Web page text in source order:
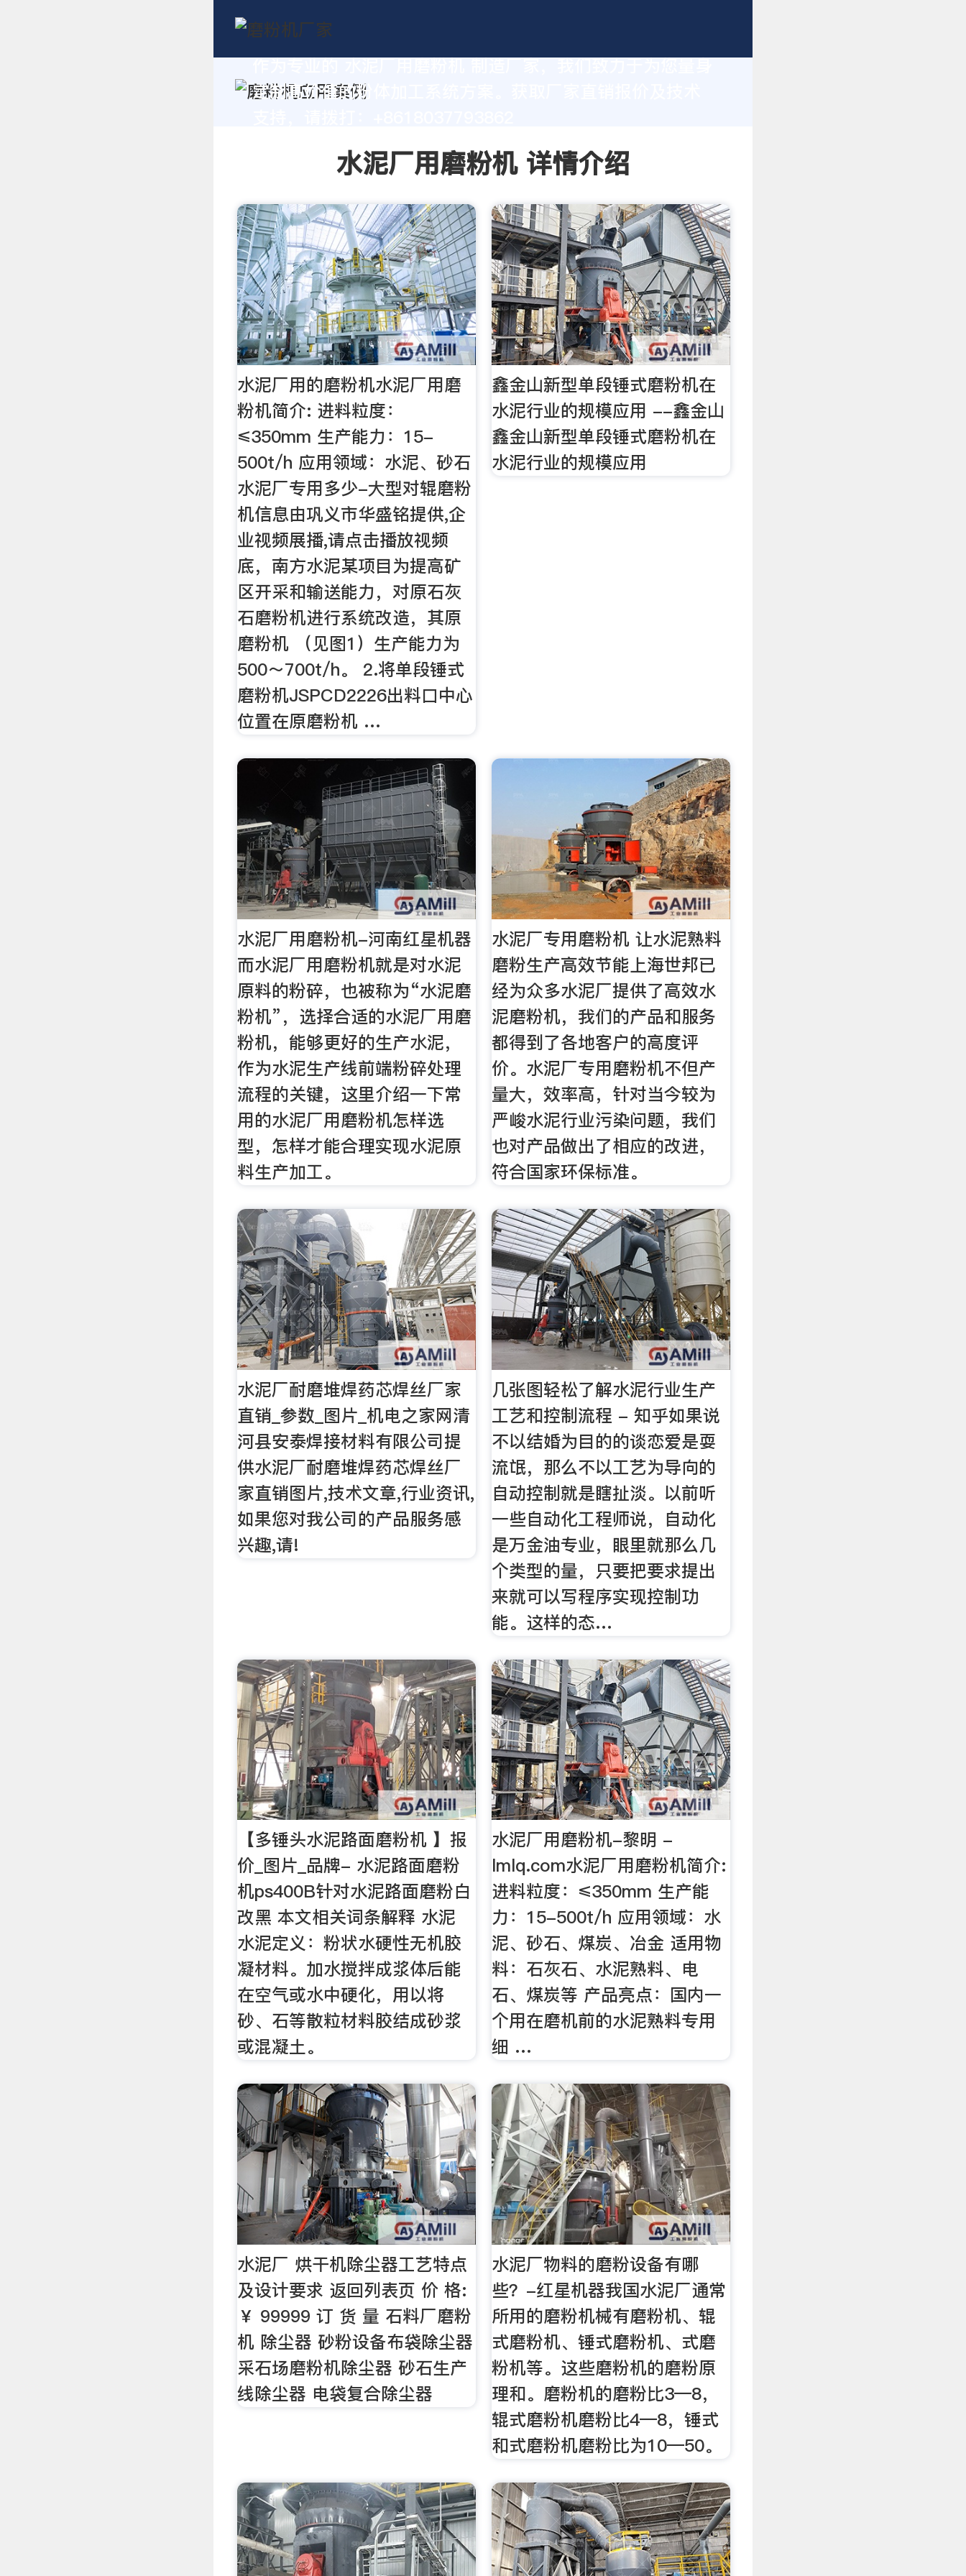
定制高价值的粉体加工系统方案。获取厂家直销报价及技术
水泥厂用磨粉机 详情介绍
水泥厂用的磨粉机水泥厂用磨
粉机简介: 进料粒度：
≤350mm 生产能力：15-
500t/h 应用领域：水泥、砂石
水泥厂专用多少-大型对辊磨粉
机信息由巩义市华盛铭提供,企
业视频展播,请点击播放视频
底，南方水泥某项目为提高矿
区开采和输送能力，对原石灰
石磨粉机进行系统改造，其原
磨粉机 （见图1）生产能力为
500～700t/h。 2.将单段锤式
磨粉机JSPCD2226出料口中心
位置在原磨粉机 …
鑫金山新型单段锤式磨粉机在
水泥行业的规模应用 --鑫金山
鑫金山新型单段锤式磨粉机在
水泥行业的规模应用
水泥厂用磨粉机-河南红星机器
而水泥厂用磨粉机就是对水泥
原料的粉碎，也被称为“水泥磨
粉机”，选择合适的水泥厂用磨
粉机，能够更好的生产水泥，
作为水泥生产线前端粉碎处理
流程的关键，这里介绍一下常
用的水泥厂用磨粉机怎样选
型，怎样才能合理实现水泥原
料生产加工。
水泥厂专用磨粉机 让水泥熟料
磨粉生产高效节能上海世邦已
经为众多水泥厂提供了高效水
泥磨粉机，我们的产品和服务
都得到了各地客户的高度评
价。水泥厂专用磨粉机不但产
量大，效率高，针对当今较为
严峻水泥行业污染问题，我们
也对产品做出了相应的改进，
符合国家环保标准。
水泥厂耐磨堆焊药芯焊丝厂家
直销_参数_图片_机电之家网清
河县安泰焊接材料有限公司提
供水泥厂耐磨堆焊药芯焊丝厂
家直销图片,技术文章,行业资讯,
如果您对我公司的产品服务感
兴趣,请!
几张图轻松了解水泥行业生产
工艺和控制流程 - 知乎如果说
不以结婚为目的的谈恋爱是耍
流氓，那么不以工艺为导向的
自动控制就是瞎扯淡。以前听
一些自动化工程师说，自动化
是万金油专业，眼里就那么几
个类型的量，只要把要求提出
来就可以写程序实现控制功
能。这样的态…
【多锤头水泥路面磨粉机 】报
价_图片_品牌- 水泥路面磨粉
机ps400B针对水泥路面磨粉白
改黑 本文相关词条解释 水泥
水泥定义：粉状水硬性无机胶
凝材料。加水搅拌成浆体后能
在空气或水中硬化，用以将
砂、石等散粒材料胶结成砂浆
或混凝土。
水泥厂用磨粉机-黎明 -
lmlq.com水泥厂用磨粉机简介:
进料粒度：≤350mm 生产能
力：15-500t/h 应用领域：水
泥、砂石、煤炭、冶金 适用物
料：石灰石、水泥熟料、电
石、煤炭等 产品亮点：国内一
个用在磨机前的水泥熟料专用
细 …
水泥厂 烘干机除尘器工艺特点
及设计要求 返回列表页 价 格:
￥ 99999 订 货 量 石料厂磨粉
机 除尘器 砂粉设备布袋除尘器
采石场磨粉机除尘器 砂石生产
线除尘器 电袋复合除尘器
水泥厂物料的磨粉设备有哪
些？-红星机器我国水泥厂通常
所用的磨粉机械有磨粉机、辊
式磨粉机、锤式磨粉机、式磨
粉机等。这些磨粉机的磨粉原
理和。磨粉机的磨粉比3—8，
辊式磨粉机磨粉比4—8，锤式
和式磨粉机磨粉比为10—50。